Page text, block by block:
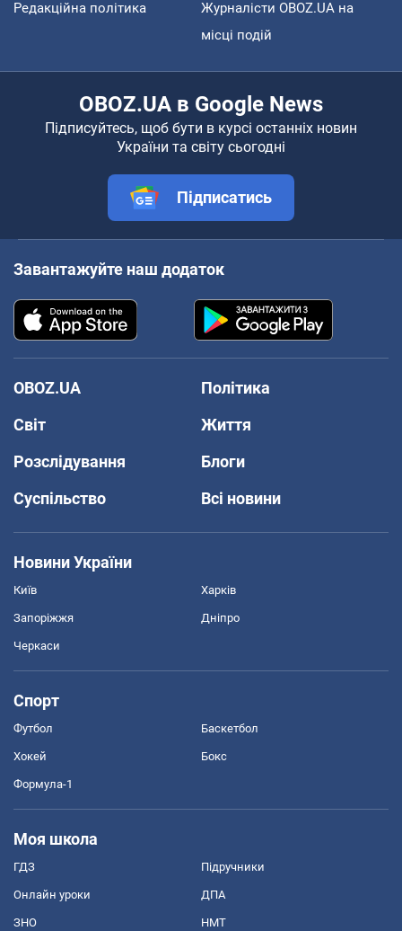
Редакційна політика
Журналісти OBOZ.UA на
місці подій
OBOZ.UA в Google News
Підписуйтесь, щоб бути в курсі останніх новин
України та світу сьогодні
Підписатись
Завантажуйте наш додаток
OBOZ.UA
Політика
Світ
Життя
Розслідування
Блоги
Суспільство
Всі новини
Новини України
Київ Харків
Запоріжжя Дніпро
Черкаси
Спорт
Футбол Баскетбол
Хокей Бокс
Формула-1
Моя школа
ГДЗ Підручники
Онлайн уроки ДПА
ЗНО НМТ